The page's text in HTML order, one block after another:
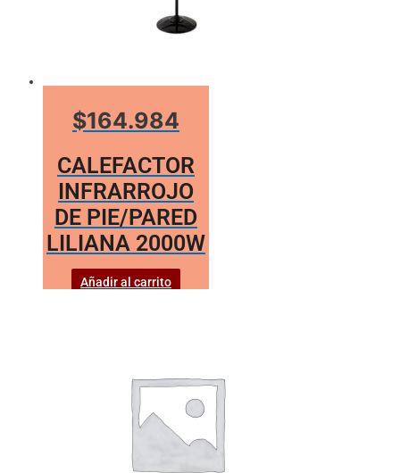
$164.984
CALEFACTOR
INFRARROJO
DE PIE/PARED
LILIANA 2000W
Añadir al carrito